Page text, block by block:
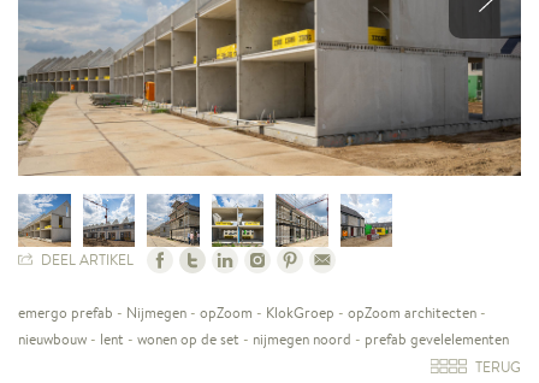
DEEL ARTIKEL
emergo prefab - Nijmegen - opZoom - KlokGroep - opZoom architecten -
nieuwbouw - lent - wonen op de set - nijmegen noord - prefab gevelelementen
TERUG